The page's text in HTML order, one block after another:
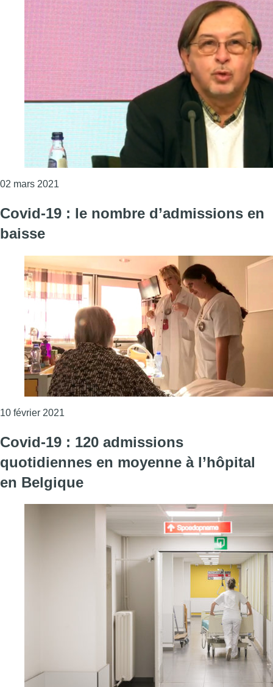
02 mars 2021
Covid-19 : le nombre d’admissions en
baisse
10 février 2021
Covid-19 : 120 admissions
quotidiennes en moyenne à l’hôpital
en Belgique